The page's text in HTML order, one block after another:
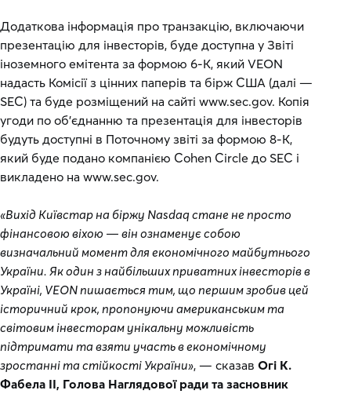
Додаткова інформація про транзакцію, включаючи
презентацію для інвесторів, буде доступна у Звіті
іноземного емітента за формою 6-K, який VEON
надасть Комісії з цінних паперів та бірж США (далі —
SEC) та буде розміщений на сайті www.sec.gov. Копія
угоди по об’єднанню та презентація для інвесторів
будуть доступні в Поточному звіті за формою 8-K,
який буде подано компанією Cohen Circle до SEC і
викладено на www.sec.gov.
«Вихід Київстар на біржу Nasdaq стане не просто
фінансовою віхою — він ознаменує собою
визначальний момент для економічного майбутнього
України. Як один з найбільших приватних інвесторів в
Україні, VEON пишається тим, що першим зробив цей
історичний крок, пропонуючи американським та
світовим інвесторам унікальну можливість
підтримати та взяти участь в економічному
зростанні та стійкості України», — сказав Огі К.
Фабела ІІ, Голова Наглядової ради та засновник